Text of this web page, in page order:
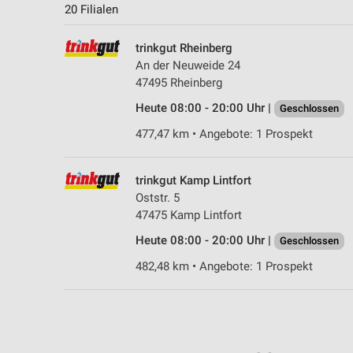
20 Filialen
trinkgut Rheinberg
An der Neuweide 24
47495 Rheinberg
Heute 08:00 - 20:00 Uhr |
Geschlossen
477,47 km • Angebote: 1 Prospekt
trinkgut Kamp Lintfort
Oststr. 5
47475 Kamp Lintfort
Heute 08:00 - 20:00 Uhr |
Geschlossen
482,48 km • Angebote: 1 Prospekt